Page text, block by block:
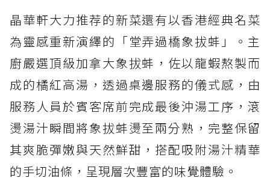
晶華軒大力推荐的新菜還有以香港經典名菜
為靈感重新演繹的「堂弄過橋象拔蚌」。主
廚嚴選頂級加拿大象拔蚌，佐以龍蝦熬製而
成的橘紅高湯，透過桌邊服務的儀式感，由
服務人員於賓客席前完成最後沖湯工序，滾
燙湯汁瞬間將象拔蚌燙至兩分熟，完整保留
其爽脆彈嫩與天然鮮甜，搭配吸附湯汁精華
的手切油條，呈現層次豐富的味覺體驗。